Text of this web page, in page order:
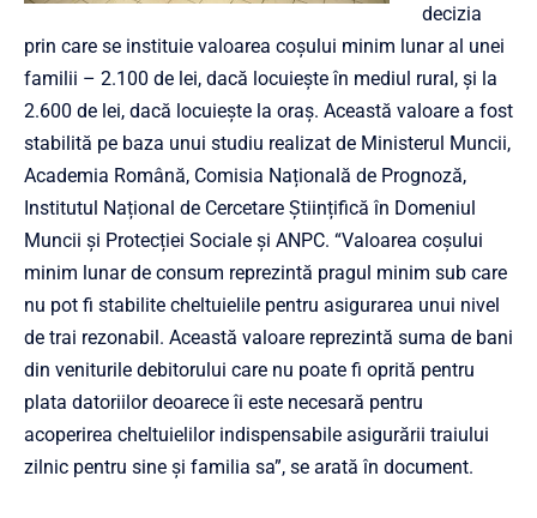
decizia
prin care se instituie valoarea coșului minim lunar al unei
familii – 2.100 de lei, dacă locuiește în mediul rural, şi la
2.600 de lei, dacă locuiește la oraș. Această valoare a fost
stabilită pe baza unui studiu realizat de Ministerul Muncii,
Academia Română, Comisia Națională de Prognoză,
Institutul Național de Cercetare Științifică în Domeniul
Muncii și Protecției Sociale și ANPC. “Valoarea coșului
minim lunar de consum reprezintă pragul minim sub care
nu pot fi stabilite cheltuielile pentru asigurarea unui nivel
de trai rezonabil. Această valoare reprezintă suma de bani
din veniturile debitorului care nu poate fi oprită pentru
plata datoriilor deoarece îi este necesară pentru
acoperirea cheltuielilor indispensabile asigurării traiului
zilnic pentru sine și familia sa”, se arată în document.